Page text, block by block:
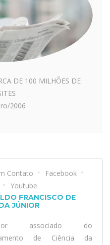
DE 100 MILHÕES DE
2006
Contato
Facebook
Youtube
FRANCISCO DE
JÚNIOR
associado do
de Ciência da